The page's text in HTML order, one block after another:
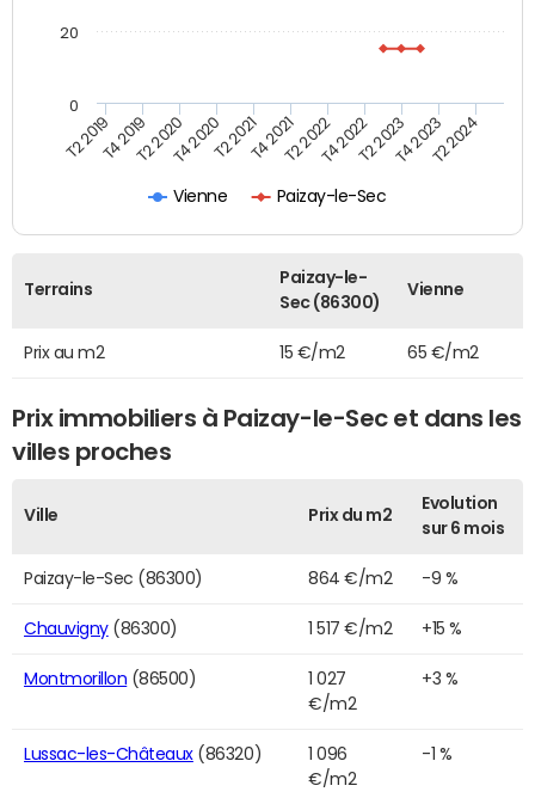
Vienne Paizay-le-Sec
T2 2019T4 2019T2 2020T4 2020T2 2021T4 2021T2 2022T4 2022T2 2023T4 2023T2 2024
0
20
Terrains
Paizay-le-
Sec (86300)
Vienne
Prix au m2 15 €/m2 65 €/m2
Prix immobiliers à Paizay-le-Sec et dans les
villes proches
Ville Prix du m2
Evolution
sur 6 mois
Paizay-le-Sec (86300) 864 €/m2 -9 %
Chauvigny(86300) 1 517 €/m2 +15 %
Montmorillon (86500)
1 027
€/m2
+3 %
Lussac-les-Châteaux(86320)
1 096
€/m2
-1 %